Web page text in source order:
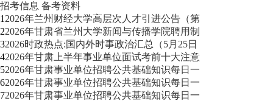
招考信息 备考资料
1 2026年兰州财经大学高层次人才引进公告（第
22026年甘肃省兰州大学新闻与传播学院聘用制
32026时政热点:国内外时事政治汇总（5月25日
42026年甘肃上半年事业单位面试考前十大注意
52026年甘肃事业单位招聘公共基础知识每日一
62026年甘肃事业单位招聘公共基础知识每日一
72026年甘肃事业单位招聘公共基础知识每日一